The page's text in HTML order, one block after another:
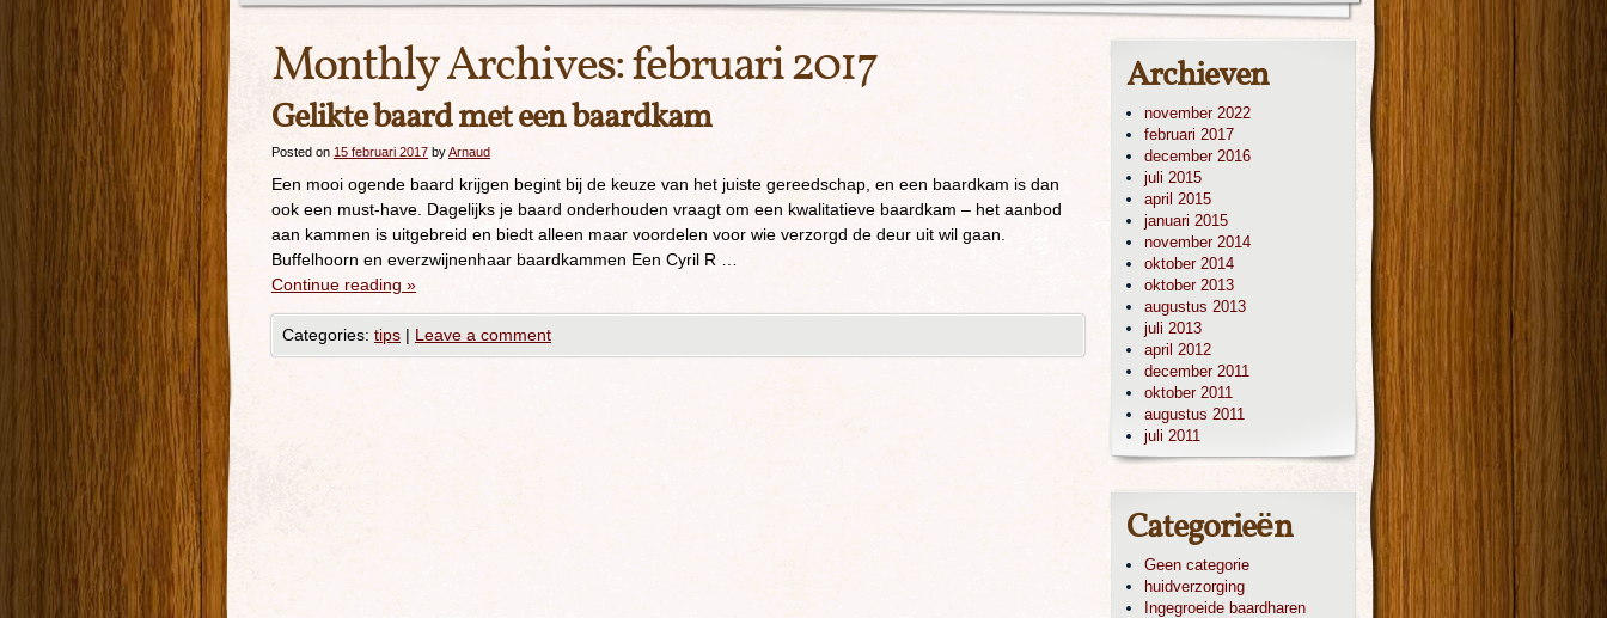
Monthly Archives:februari 2017
Gelikte baard met een baardkam
Posted on 15 februari 2017 byArnaud
Een mooi ogende baard krijgen begint bij de keuze van het juiste gereedschap, en een baardkam is dan
ook een must-have. Dagelijks je baard onderhouden vraagt om een kwalitatieve baardkam – het aanbod
aan kammen is uitgebreid en biedt alleen maar voordelen voor wie verzorgd de deur uit wil gaan.
Buffelhoorn en everzwijnenhaar baardkammen Een Cyril R …
Continue reading »
Categories: tips | Leave a comment
Archieven
november 2022
februari 2017
december 2016
juli 2015
april 2015
januari 2015
november 2014
oktober 2014
oktober 2013
augustus 2013
juli 2013
april 2012
december 2011
oktober 2011
augustus 2011
juli 2011
Categorieën
Geen categorie
huidverzorging
Ingegroeide baardharen